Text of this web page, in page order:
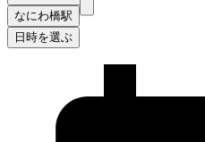
なにわ橋駅
日時を選ぶ